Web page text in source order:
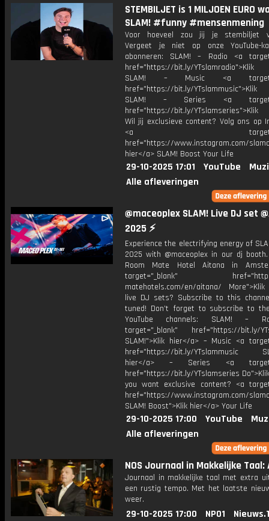
STEMBILJET is 1 MILJOEN EURO
SLAM! #funny #mensenmening
Voor hoeveel zou jij je stembiljet
Vergeet je niet op onze YouTube-
abonneren: SLAM! – Radio <a
href="https://bit.ly/
SLAM! – Music <a
href="https://bit.ly/
SLAM! – Series <a
href="https://bit.ly/
Wil jij exclusieve content? Volg ons op
<a
href="https://www.instagram.com/
hier</a> SLAM! Boost Your Life
29-10-2025 17:01 YouTube
Alle afleveringen
@maceoplex SLAM! Live DJ set
2025 ⚡
Experience the electrifying energy of
2025 with @maceoplex in our dj
Room Mate Hotel Aitana in
target="_blank"
matehotels.com/en/aitana/
live DJ sets? Subscribe to this
tuned! Don’t forget to subscribe to
YouTube channels: SLAM! –
target="_blank" href="https://bit.ly/
SLAM!">Klik hier</a> – Music <a
href="https://bit.ly/YTslammusic
hier</a> – Series <a
href="https://bit.ly/YTslamseries
you want exclusive content? <a
href="https://www.instagram.com/
SLAM! Boost">Klik hier</a> Your Life
29-10-2025 17:00 YouTube
Alle afleveringen
NOS Journaal in Makkelijke
Journaal in makkelijke taal met extra
een rustig tempo. Met het laatste
weer.
29-10-2025 17:00 NPO1